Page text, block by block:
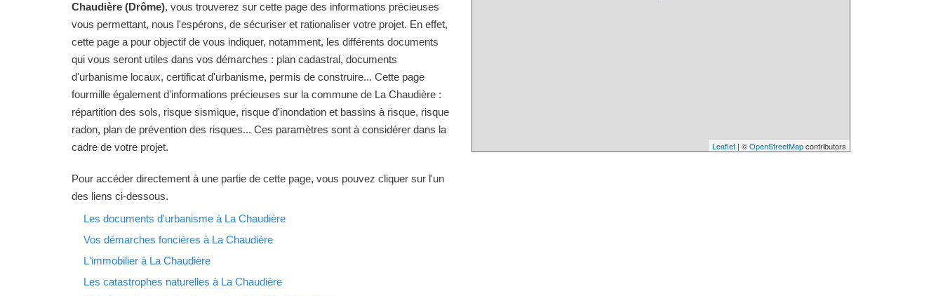
Chaudière (Drôme), vous trouverez sur cette page des informations précieuses
vous permettant, nous l'espérons, de sécuriser et rationaliser votre projet. En effet,
cette page a pour objectif de vous indiquer, notamment, les différents documents
qui vous seront utiles dans vos démarches : plan cadastral, documents
d'urbanisme locaux, certificat d'urbanisme, permis de construire... Cette page
fourmille également d'informations précieuses sur la commune de La Chaudière :
répartition des sols, risque sismique, risque d'inondation et bassins à risque, risque
radon, plan de prévention des risques... Ces paramètres sont à considérer dans la
cadre de votre projet.
Pour accéder directement à une partie de cette page, vous pouvez cliquer sur l'un
des liens ci-dessous.
Les documents d'urbanisme à La Chaudière
Vos démarches foncières à La Chaudière
L'immobilier à La Chaudière
Les catastrophes naturelles à La Chaudière
Leaflet | ©OpenStreetMapcontributors